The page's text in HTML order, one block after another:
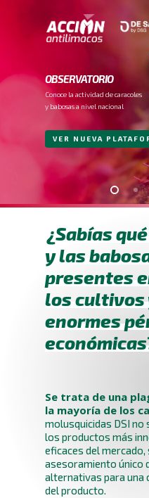
OBSERVATORIO
Conoce la actividad de caracoles
y babosas a nivel nacional
VER NUEVA
¿Sabías
y las
presentes
los cultivos
enormes
Se trata de una
la mayoría de los
molusquicidas DSI no
los productos más
eficaces del mercado,
asesoramiento único
alternativas para una
del producto.